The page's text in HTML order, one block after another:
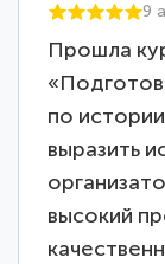
9
Прошла
по
выразить
высокий